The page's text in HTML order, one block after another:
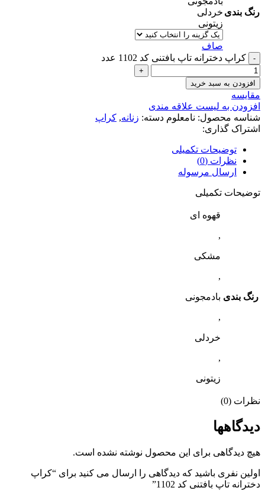
رنگ بندی خردلی
زیتونی
صاف
کراپ دخترانه تاپ بافتنی کد 1102 عدد
افزودن به سبد خرید
مقایسه
افزودن به لیست علاقه مندی
شناسه محصول: نامعلوم دسته: زنانه, کراپ
اشتراک گذاری:
توضیحات تکمیلی
نظرات (0)
ارسال مرسوله
توضیحات تکمیلی
رنگ بندی
قهوه ای
,
مشکی
,
بادمجونی
,
خردلی
,
زیتونی
نظرات (0)
دیدگاهها
هیچ دیدگاهی برای این محصول نوشته نشده است.
اولین نفری باشید که دیدگاهی را ارسال می کنید برای “کراپ
دخترانه تاپ بافتنی کد 1102”